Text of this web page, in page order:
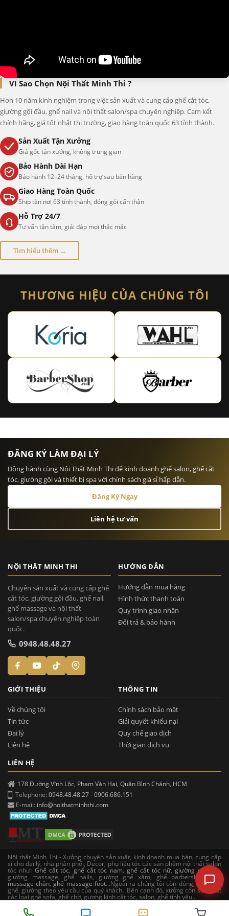
Vì Sao Chọn Nội Thất Minh Thi ?
Hơn 10 năm kinh nghiệm trong việc sản xuất và cung cấp ghế cắt tóc,
giường gội đầu, ghế nail và nội thất salon/spa chuyên nghiệp. Cam kết
chính hãng, giá tốt nhất thị trường, giao hàng toàn quốc 63 tỉnh thành.
Sản Xuất Tận Xưởng
Giá gốc tận xưởng, không trung gian
Bảo Hành Dài Hạn
Bảo hành 12–24 tháng, hỗ trợ sau bán hàng
Giao Hàng Toàn Quốc
Ship tận nơi 63 tỉnh thành, đóng gói cẩn thận
Hỗ Trợ 24/7
Tư vấn tận tâm, giải đáp mọi thắc mắc
Tìm hiểu thêm →
THƯƠNG HIỆU CỦA CHÚNG TÔI
ĐĂNG KÝ LÀM ĐẠI LÝ
Đồng hành cùng Nội Thất Minh Thi để kinh doanh ghế salon, ghế cắt
tóc, giường gội và thiết bị spa với chính sách giá sỉ hấp dẫn.
Đăng Ký Ngay
Liên hệ tư vấn
NỘI THẤT MINH THI
Chuyên sản xuất và cung cấp ghế
cắt tóc, giường gội đầu, ghế nail,
ghế massage và nội thất
salon/spa chuyên nghiệp toàn
quốc.
0948.48.48.27
GIỚI THIỆU
Về chúng tôi
Tin tức
Đại lý
Liên hệ
HƯỚNG DẪN
Hướng dẫn mua hàng
Hình thức thanh toán
Quy trình giao nhận
Đổi trả & bảo hành
THÔNG TIN
Chính sách bảo mật
Giải quyết khiếu nại
Quy chế giao dịch
Thời gian dịch vụ
LIÊN HỆ
178 Đường Vĩnh Lộc, Phạm Văn Hai, Quận Bình Chánh, HCM
Telephone: 0948.48.48.27-0906.686.151
E-mail: info@noithatminhthi.com
Nội thất Minh Thi - Xưởng chuyên sản xuất, kinh doanh mua bán, cung cấp
sỉ cho đại lý, nhà phân phối, Decor, phụ liệu tóc các sản phẩm nội thất salon
tóc như: Ghế cắt tóc,ghế cắt tóc nam,ghế cắt tóc nữ,giường gội đầu,
giường massage, ghế nails, giường ghế xăm, ghế barbershop,ghế
massage chân,ghế massage foot...Ngoài ra chúng tôi còn đóng, sản xuất
ghế, giường theo yêu cầu của quý khách. Bên cạnh đó, xưởng còn sản xuất
các loại ghế sofa, ghế chờ, gương kính cắt tóc, salon, ghế tình yêu...